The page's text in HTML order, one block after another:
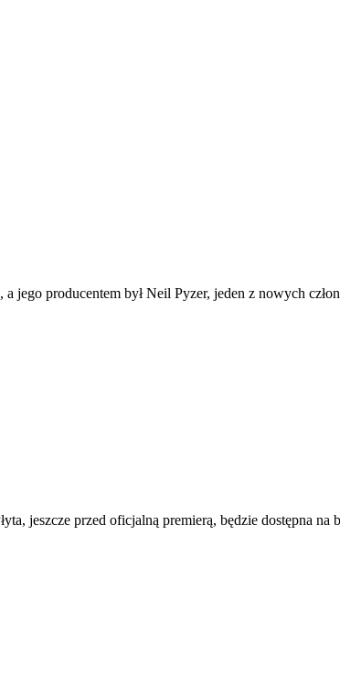
jego producentem był Neil Pyzer, jeden z nowych
jeszcze przed oficjalną premierą, będzie dostępna